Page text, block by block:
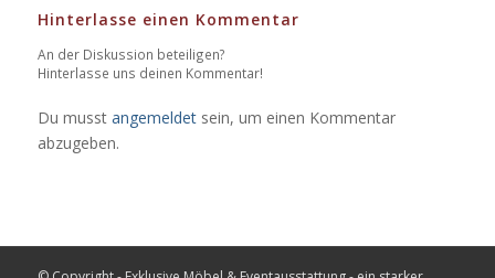
Hinterlasse einen Kommentar
An der Diskussion beteiligen?
Hinterlasse uns deinen Kommentar!
Du musst angemeldetsein, um einen Kommentar
abzugeben.